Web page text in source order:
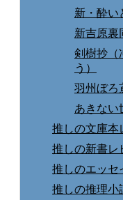
新・酔い
新吉原裏
剣樹抄（
う）
羽州ぼろ
あきない
推しの文庫本
推しの新書レ
推しのエッセ
推しの推理小